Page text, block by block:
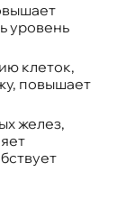
уровень
клеток,
повышает
желез,